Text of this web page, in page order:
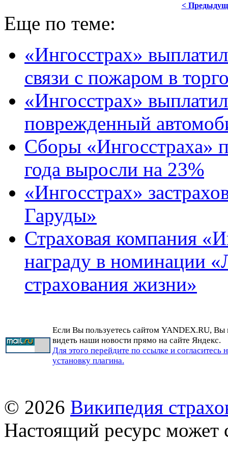
<
Еще по теме:
«Ингосстрах»
связи с пожаром в
«Ингосстрах»
поврежденный
Сборы
года выросли на 23%
«Ингосстрах»
Гаруды»
Страховая компания
награду в номинации
страхования жизни»
Если Вы пользуетесь сайтом YANDEX.RU, Вы
видеть наши новости прямо на сайте Яндекс.
Для этого перейдите по ссылке и согласитесь
установку плагина.
© 2026 Википедия
Настоящий ресурс может